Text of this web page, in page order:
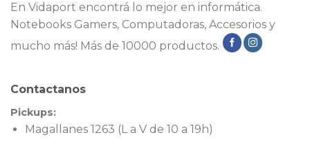
En Vidaport encontrá lo mejor en informática.
Notebooks Gamers, Computadoras, Accesorios y
mucho más! Más de 10000 productos.
Contactanos
Pickups:
Magallanes 1263 (L a V de 10 a 19h)